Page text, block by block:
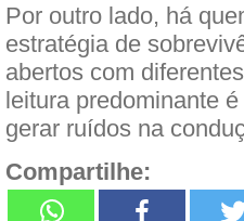
Por outro lado, há
estratégia de
abertos com
leitura predominante
gerar ruídos na
Compartilhe: